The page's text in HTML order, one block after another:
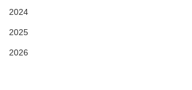
2024
2025
2026